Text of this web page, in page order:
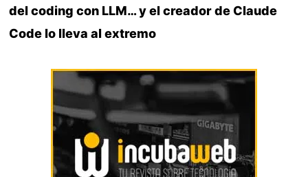
del coding con LLM… y el creador de Claude
Code lo lleva al extremo